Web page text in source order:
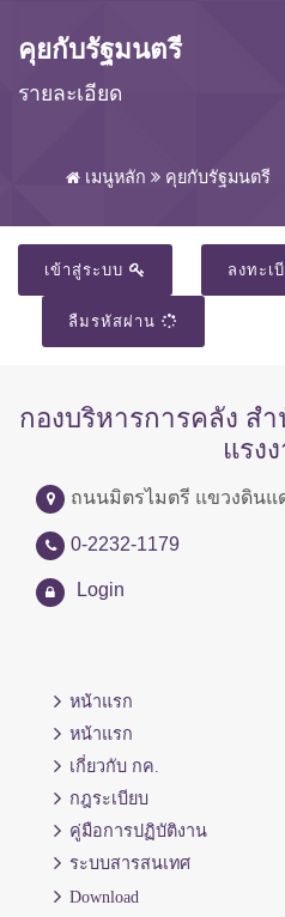
คุยกับรัฐมนตรี
รายละเอียด
เมนูหลัก คุยกับรัฐมนตรี
เข้าสู่ระบบ ลงทะเ
ลืมรหัสผ่าน
กองบริหารการคลัง ส
แรง
ถนนมิตรไมตรี แขวงดินแ
0-2232-1179
Login
หน้าแรก
หน้าแรก
เกี่ยวกับ กค.
กฎระเบียบ
คู่มือการปฏิบัติงาน
ระบบสารสนเทศ
Download